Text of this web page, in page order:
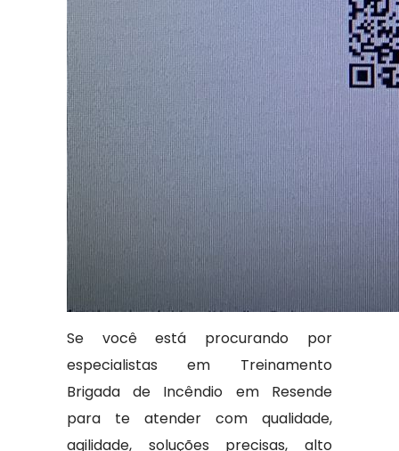
Se você está procurando por
especialistas em Treinamento
Brigada de Incêndio em Resende
para te atender com qualidade,
agilidade, soluções precisas, alto